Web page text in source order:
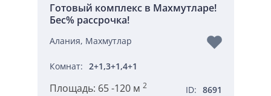
Готовый комплекс в Махмутларе!
Бес% рассрочка!
Алания, Махмутлар
Комнат: 2+1,3+1,4+1
Площадь: 65 -120 м 2 ID: 8691